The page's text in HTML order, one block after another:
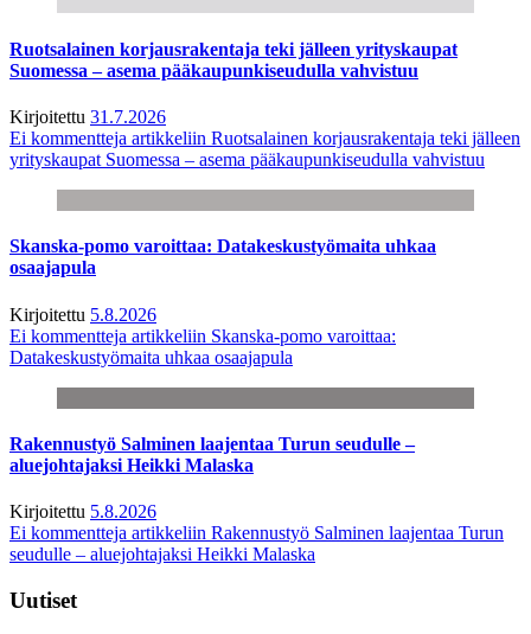
Ruotsalainen korjausrakentaja teki jälleen yrityskaupat
Suomessa – asema pääkaupunkiseudulla vahvistuu
Kirjoitettu 31.7.2026
Ei kommentteja artikkeliin Ruotsalainen korjausrakentaja teki jälleen
yrityskaupat Suomessa – asema pääkaupunkiseudulla vahvistuu
Skanska-pomo varoittaa: Datakeskustyömaita uhkaa
osaajapula
Kirjoitettu 5.8.2026
Ei kommentteja artikkeliin Skanska-pomo varoittaa:
Datakeskustyömaita uhkaa osaajapula
Rakennustyö Salminen laajentaa Turun seudulle –
aluejohtajaksi Heikki Malaska
Kirjoitettu 5.8.2026
Ei kommentteja artikkeliin Rakennustyö Salminen laajentaa Turun
seudulle – aluejohtajaksi Heikki Malaska
Uutiset